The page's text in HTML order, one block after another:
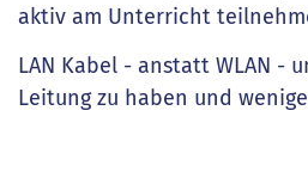
aktiv am Unterricht
LAN Kabel - anstatt WLAN -
Leitung zu haben und